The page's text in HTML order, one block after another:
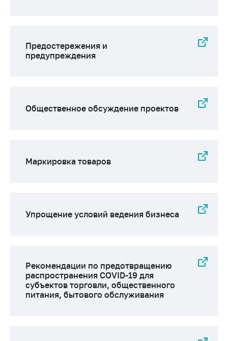
Предостережения и
предупреждения
Общественное обсуждение проектов
Маркировка товаров
Упрощение условий ведения бизнеса
Рекомендации по предотвращению
распространения COVID-19 для
субъектов торговли, общественного
питания, бытового обслуживания